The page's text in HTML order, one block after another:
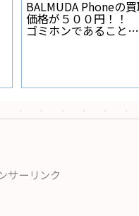
BALMUDA Phoneの
価格が５００円！！
ゴミホンであることが
サーリンク